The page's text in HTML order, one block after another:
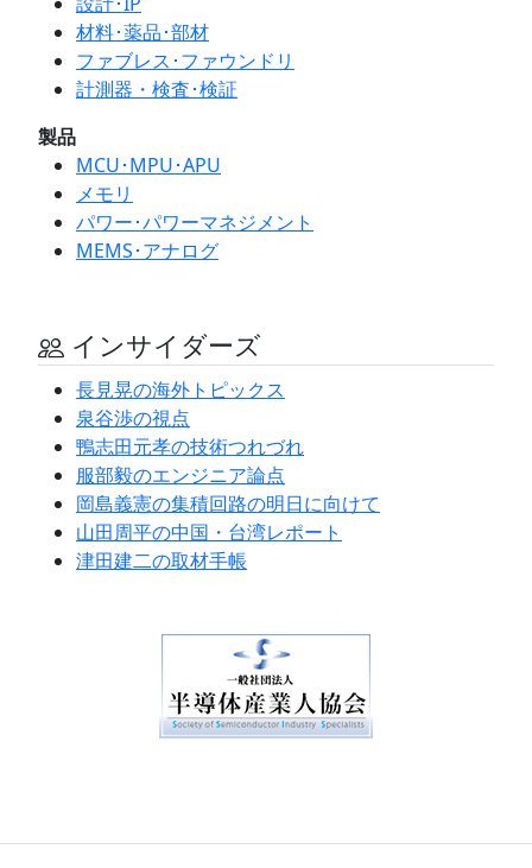
材料･薬品･部材
ファブレス･ファウンドリ
計測器・検査･検証
製品
MCU･MPU･APU
メモリ
パワー･パワーマネジメント
MEMS･アナログ
インサイダーズ
長見晃の海外トピックス
泉谷渉の視点
鴨志田元孝の技術つれづれ
服部毅のエンジニア論点
岡島義憲の集積回路の明日に向けて
山田周平の中国・台湾レポート
津田建二の取材手帳